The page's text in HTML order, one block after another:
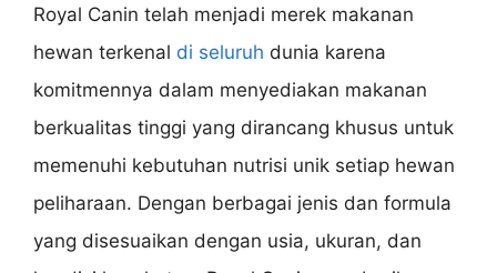
Royal Canin telah menjadi merek makanan
hewan terkenal di seluruh dunia karena
komitmennya dalam menyediakan makanan
berkualitas tinggi yang dirancang khusus untuk
memenuhi kebutuhan nutrisi unik setiap hewan
peliharaan. Dengan berbagai jenis dan formula
yang disesuaikan dengan usia, ukuran, dan